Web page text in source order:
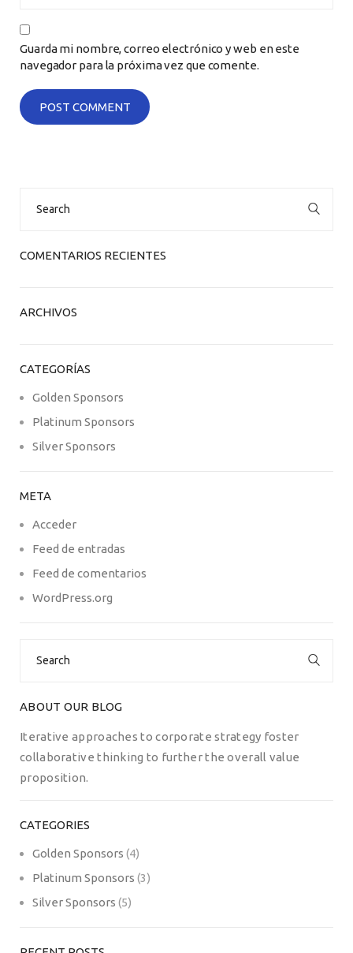
Guarda mi nombre, correo electrónico y web en este
navegador para la próxima vez que comente.
COMENTARIOS RECIENTES
ARCHIVOS
CATEGORÍAS
Golden Sponsors
Platinum Sponsors
Silver Sponsors
META
Acceder
Feed de entradas
Feed de comentarios
WordPress.org
ABOUT OUR BLOG
Iterative approaches to corporate strategy foster
collaborative thinking to further the overall value
proposition.
CATEGORIES
Golden Sponsors (4)
Platinum Sponsors (3)
Silver Sponsors (5)